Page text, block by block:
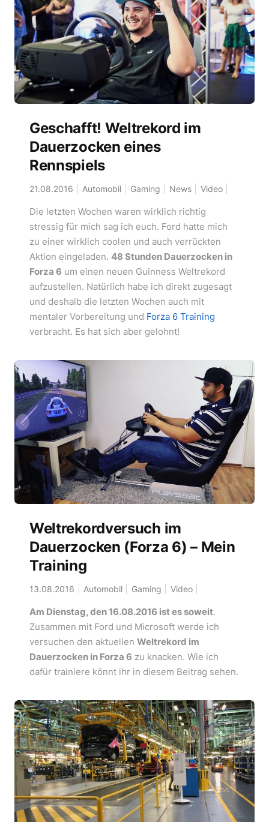
Geschafft! Weltrekord im
Dauerzocken eines
Rennspiels
21.08.2016 Automobil Gaming News Video
Die letzten Wochen waren wirklich richtig
stressig für mich sag ich euch. Ford hatte mich
zu einer wirklich coolen und auch verrückten
Aktion eingeladen. 48 Stunden Dauerzocken in
Forza 6 um einen neuen Guinness Weltrekord
aufzustellen. Natürlich habe ich direkt zugesagt
und deshalb die letzten Wochen auch mit
mentaler Vorbereitung und Forza 6 Training
verbracht. Es hat sich aber gelohnt!
Weltrekordversuch im
Dauerzocken (Forza 6) – Mein
Training
13.08.2016 Automobil Gaming Video
Am Dienstag, den 16.08.2016 ist es soweit.
Zusammen mit Ford und Microsoft werde ich
versuchen den aktuellen Weltrekord im
Dauerzocken in Forza 6 zu knacken. Wie ich
dafür trainiere könnt ihr in diesem Beitrag sehen.